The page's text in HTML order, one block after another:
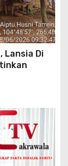
Lansia Di